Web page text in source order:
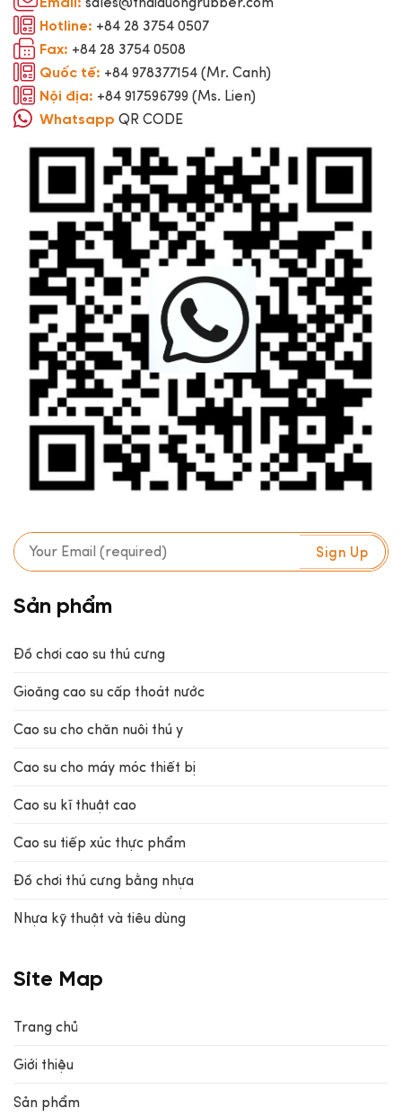
Email:
Hotline: +84 28 3754 0507
Fax: +84 28 3754 0508
Quốc tế: +84 978377154 (Mr. Canh)
Nội địa: +84 917596799 (Ms. Lien)
Whatsapp QR CODE
Sản phẩm
Đồ chơi cao su thú cưng
Gioăng cao su cấp thoát nước
Cao su cho chăn nuôi thú y
Cao su cho máy móc thiết bị
Cao su kĩ thuật cao
Cao su tiếp xúc thực phẩm
Đồ chơi thú cưng bằng nhựa
Nhựa kỹ thuật và tiêu dùng
Site Map
Trang chủ
Giới thiệu
Sản phẩm